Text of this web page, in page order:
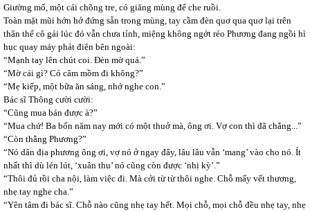
Giường mổ, một cái chõng tre, có giăng mùng để che ruồi.
Toàn mặt mũi hớn hở đứng sẵn trong mùng, tay cầm đèn quơ qua quơ lại trên
thân thể cô gái lúc đó vẫn chưa tỉnh, miệng không ngớt réo Phương đang ngồi hì
hục quay máy phát điện bên ngoài:
“Mạnh tay lên chút coi. Đèn mờ quá.”
“Mờ cái gì? Có câm mồm đi không?”
“Mẹ kiếp, một bữa ăn sáng, nhớ nghe con.”
Bác sĩ Thông cười cười:
“Cũng mua bán được à?”
“Mua chứ! Ba bốn năm nay mới có một thuở mà, ông ơi. Vợ con thì đã chẳng...”
“Còn thằng Phương?”
“Nó dân địa phương ông ơi, vợ nó ở ngay đây, lâu lâu vẫn ‘mang’ vào cho nó. Ít
nhất thì dù lén lút, ‘xuân thu’ nó cũng còn được ‘nhị kỳ’.”
“Thôi đủ rồi cha nội, làm việc đi. Mà cởi từ từ thôi nghe. Chỗ mấy vết thương,
nhẹ tay nghe cha.”
“Yên tâm đi bác sĩ. Chỗ nào cũng nhẹ tay hết. Mọi chỗ, mọi chỗ đều nhẹ tay, nhẹ